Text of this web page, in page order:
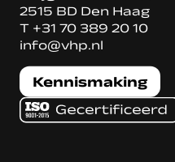
2515 BD Den Haag
T +31 70 389 20 10
info@vhp.nl
Kennismaking